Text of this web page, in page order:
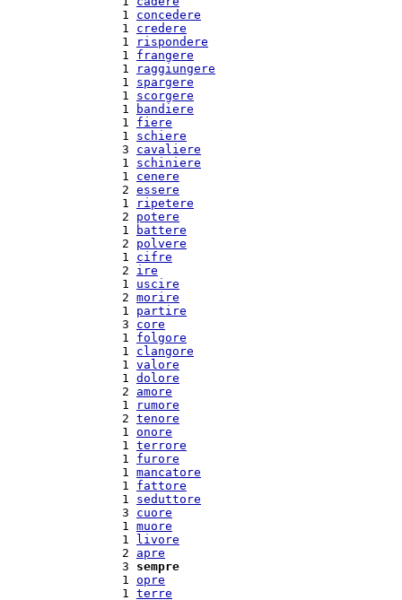
  1
concedere
  1
credere
  1
rispondere
  1
frangere
  1
raggiungere
  1
spargere
  1
scorgere
  1
bandiere
  1
fiere
  1
schiere
  3
cavaliere
  1
schiniere
  1
cenere
  2
essere
  1
ripetere
  2
potere
  1
battere
  2
polvere
  1
cifre
  2
ire
  1
uscire
  2
morire
  1
partire
  3
core
  1
folgore
  1
clangore
  1
valore
  1
dolore
  2
amore
  1
rumore
  2
tenore
  1
onore
  1
terrore
  1
furore
  1
mancatore
  1
fattore
  1
seduttore
  3
cuore
  1
muore
  1
livore
  2
apre
  3
sempre
  1
opre
  1
terre